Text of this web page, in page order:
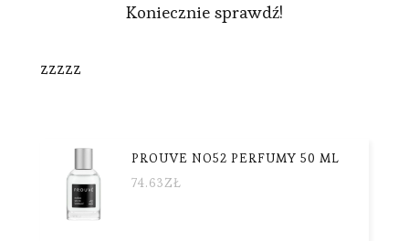
Koniecznie sprawdź!
zzzzz
PROUVE NO52 PERFUMY 50 ML
74.63ZŁ